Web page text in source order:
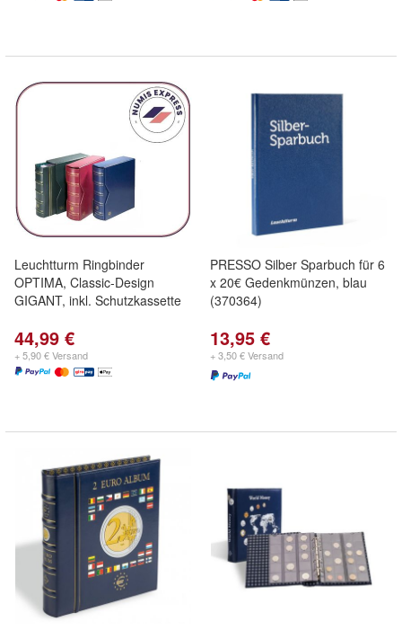
Leuchtturm Ringbinder
OPTIMA, Classic-Design
GIGANT, inkl. Schutzkassette
44,99 €
+ 5,90 € Versand
PRESSO Silber Sparbuch für 6
x 20€ Gedenkmünzen, blau
(370364)
13,95 €
+ 3,50 € Versand